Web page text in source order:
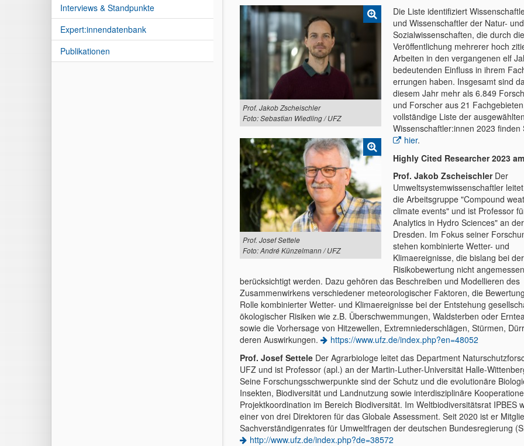
Interviews & Standpunkte
Expert:innendatenbank
Publikationen
Prof. Jakob Zscheischler
Foto: Sebastian Wiedling / UFZ
Prof. Josef Settele
Foto: André Künzelmann / UFZ
Die Liste identifiziert
und Wissenschaftler der Natur- und
Sozialwissenschaften, die durch die
Veröffentlichung mehrerer hoch
Arbeiten in den vergangenen elf
bedeutenden Einfluss in ihrem
errungen haben. Insgesamt sind
diesem Jahr mehr als 6.849
und Forscher aus 21
vollständige Liste der ausgewählten
Wissenschaftler:innen 2023 finden
hier.
Highly Cited Researcher 2023
Prof. Jakob ZscheischlerDer
Umweltsystemwissenschaftler
die Arbeitsgruppe "Compound
climate events" und ist Professor
Analytics in Hydro Sciences" an
Dresden. Im Fokus seiner
stehen kombinierte Wetter- und
Klimaereignisse, die bislang bei der
Risikobewertung nicht angemessen
berücksichtigt werden. Dazu gehören das Beschreiben und Modellieren des
Zusammenwirkens verschiedener meteorologischer Faktoren, die
Rolle kombinierter Wetter- und Klimaereignisse bei der Entstehung
ökologischer Risiken wie z.B. Überschwemmungen, Waldsterben oder
sowie die Vorhersage von Hitzewellen, Extremniederschlägen, Stürmen,
deren Auswirkungen.
https://www.ufz.de/index.php?en=48052
Prof. Josef Settele Der Agrarbiologe leitet das Department
UFZ und ist Professor (apl.) an der Martin-Luther-Universität Halle-
Seine Forschungsschwerpunkte sind der Schutz und die evolutionäre
Insekten, Biodiversität und Landnutzung sowie interdisziplinäre
Projektkoordination im Bereich Biodiversität. Im Weltbiodiversitätsrat IPBES
einer von drei Direktoren für das Globale Assessment. Seit 2020 ist er
Sachverständigenrates für Umweltfragen der deutschen Bundesregierung
http://www.ufz.de/index.php?de=38572